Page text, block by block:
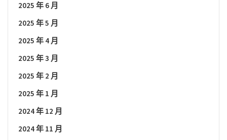
2025 年 6 月
2025 年 5 月
2025 年 4 月
2025 年 3 月
2025 年 2 月
2025 年 1 月
2024 年 12 月
2024 年 11 月